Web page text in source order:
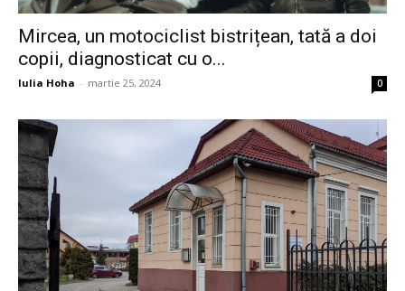
Mircea, un motociclist bistrițean, tată a doi
copii, diagnosticat cu o...
Iulia Hoha - martie 25, 2024 0